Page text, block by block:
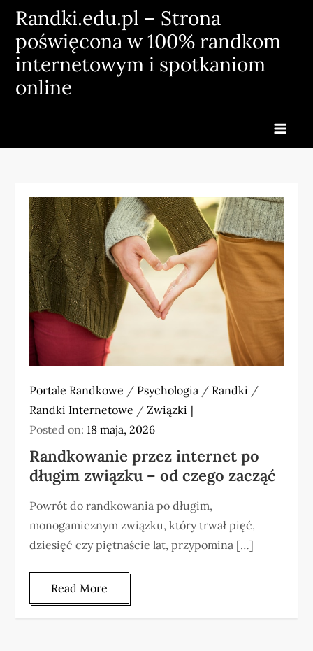
Skip
content
Randki.edu.pl – Strona
poświęcona w 100% randkom
internetowym i spotkaniom
online
Portale Randkowe / Psychologia / Randki /
Randki Internetowe /Związki
Posted on:18 maja, 2026
Randkowanie przez internet po
długim związku – od czego zacząć
Powrót do randkowania po długim,
monogamicznym związku, który trwał pięć,
dziesięć czy piętnaście lat, przypomina […]
Read More